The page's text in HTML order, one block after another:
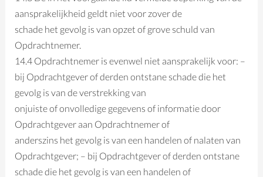
aansprakelijkheid geldt niet voor zover de
schade het gevolg is van opzet of grove schuld van
Opdrachtnemer.
14.4 Opdrachtnemer is evenwel niet aansprakelijk voor: –
bij Opdrachtgever of derden ontstane schade die het
gevolg is van de verstrekking van
onjuiste of onvolledige gegevens of informatie door
Opdrachtgever aan Opdrachtnemer of
anderszins het gevolg is van een handelen of nalaten van
Opdrachtgever; – bij Opdrachtgever of derden ontstane
schade die het gevolg is van een handelen of